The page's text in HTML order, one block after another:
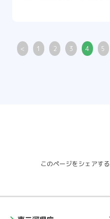
< 1 2 3 4 5
このページをシェアする